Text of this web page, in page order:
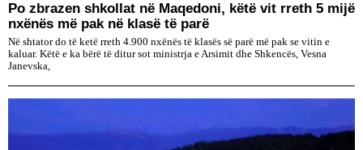
Po zbrazen shkollat në Maqedoni, këtë vit rreth 5 mijë
nxënës më pak në klasë të parë
Në shtator do të ketë rreth 4.900 nxënës të klasës së parë më pak se vitin e
kaluar. Këtë e ka bërë të ditur sot ministrja e Arsimit dhe Shkencës, Vesna
Janevska,